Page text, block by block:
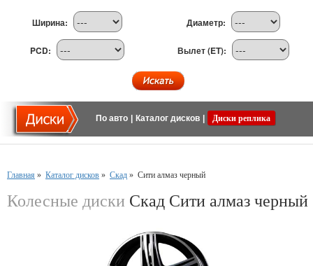
Ширина: Диаметр:
PCD: Вылет (ET):
По авто Каталог дисков Диски реплика
Главная » Каталог дисков » Скад » Сити алмаз черный
Колесные диски Скад Сити алмаз черный